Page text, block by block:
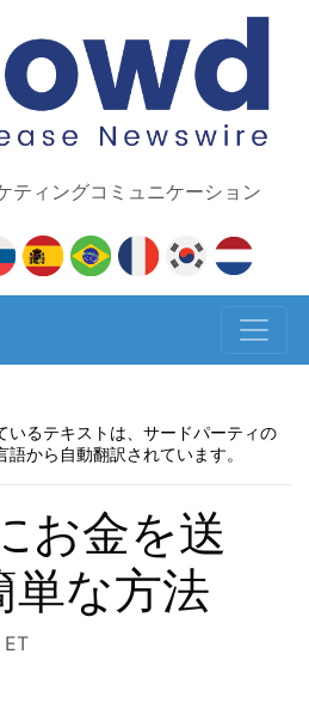
ティングコミュニケーション
いるテキストは、サードパーティの
から自動翻訳されています。
お金を送
単な方法